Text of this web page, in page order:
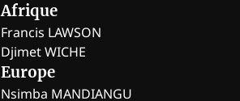
Afrique
Francis LAWSON
Djimet WICHE
Europe
Nsimba MANDIANGU